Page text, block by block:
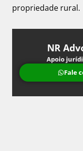
propriedade rural.
NR
Apoio
Fale